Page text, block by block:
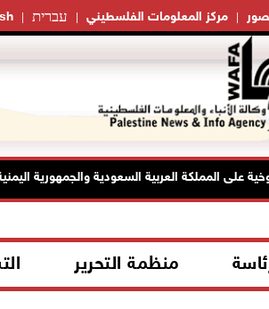
עברית مركز المعلومات الفلسطيني
المملكة العربية السعودية والجمهورية اليمنية
منظمة التحرير